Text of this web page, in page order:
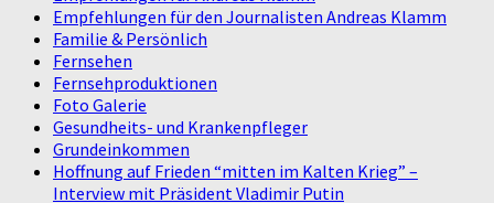
Empfehlungen für den Journalisten Andreas Klamm
Familie & Persönlich
Fernsehen
Fernsehproduktionen
Foto Galerie
Gesundheits- und Krankenpfleger
Grundeinkommen
Hoffnung auf Frieden “mitten im Kalten Krieg” –
Interview mit Präsident Vladimir Putin